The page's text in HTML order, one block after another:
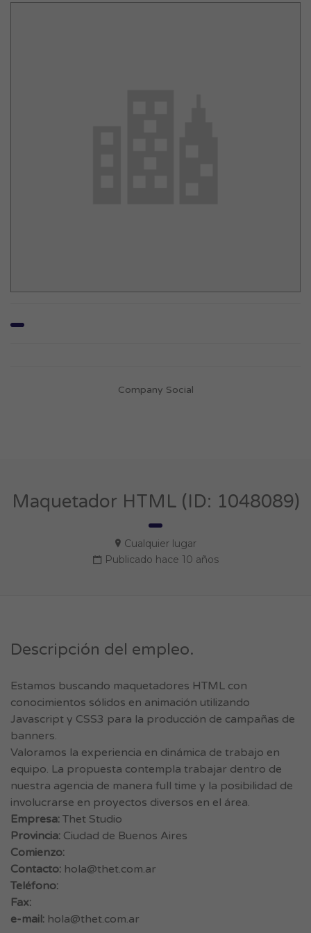
Company Social
Maquetador HTML (ID: 1048089)
Cualquier lugar
Publicado hace 10 años
Descripción del empleo.
Estamos buscando maquetadores HTML con
conocimientos sólidos en animación utilizando
Javascript y CSS3 para la producción de campañas de
banners.
Valoramos la experiencia en dinámica de trabajo en
equipo. La propuesta contempla trabajar dentro de
nuestra agencia de manera full time y la posibilidad de
involucrarse en proyectos diversos en el área.
Empresa: Thet Studio
Provincia: Ciudad de Buenos Aires
Comienzo:
Contacto: hola@thet.com.ar
Teléfono:
Fax:
e-mail: hola@thet.com.ar